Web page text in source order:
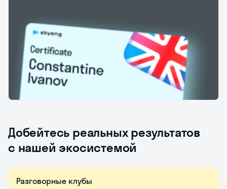
Добейтесь реальных результатов
с нашей экосистемой
Разговорные клубы